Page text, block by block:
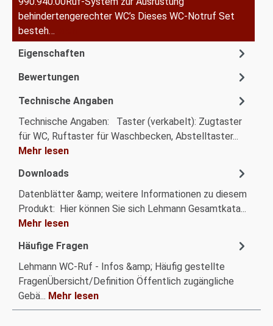
behindertengerechter WC’s Dieses WC-Notruf Set
besteh…
Eigenschaften
Bewertungen
Technische Angaben
Technische Angaben: Taster (verkabelt): Zugtaster
für WC, Ruftaster für Waschbecken, Abstelltaster...
Mehr lesen
Downloads
Datenblätter &amp; weitere Informationen zu diesem
Produkt: Hier können Sie sich Lehmann Gesamtkata...
Mehr lesen
Häufige Fragen
Lehmann WC-Ruf - Infos &amp; Häufig gestellte
FragenÜbersicht/Definition Öffentlich zugängliche
Gebä... Mehr lesen